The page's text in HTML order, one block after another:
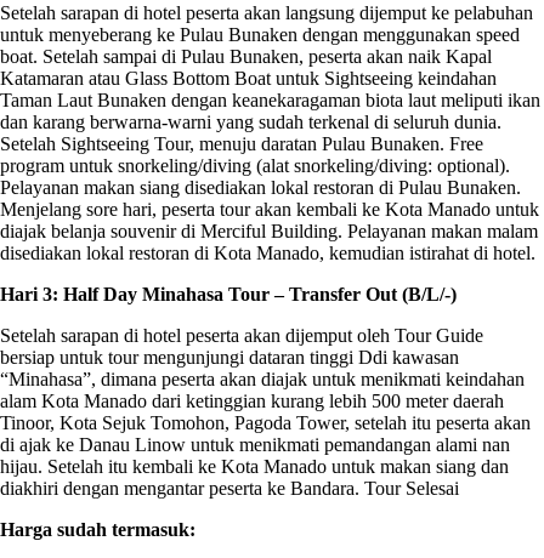
Setelah sarapan di hotel peserta akan langsung dijemput ke pelabuhan
untuk menyeberang ke Pulau Bunaken dengan menggunakan speed
boat. Setelah sampai di Pulau Bunaken, peserta akan naik Kapal
Katamaran atau Glass Bottom Boat untuk Sightseeing keindahan
Taman Laut Bunaken dengan keanekaragaman biota laut meliputi ikan
dan karang berwarna-warni yang sudah terkenal di seluruh dunia.
Setelah Sightseeing Tour, menuju daratan Pulau Bunaken. Free
program untuk snorkeling/diving (alat snorkeling/diving: optional).
Pelayanan makan siang disediakan lokal restoran di Pulau Bunaken.
Menjelang sore hari, peserta tour akan kembali ke Kota Manado untuk
diajak belanja souvenir di Merciful Building. Pelayanan makan malam
disediakan lokal restoran di Kota Manado, kemudian istirahat di hotel.
Hari 3: Half Day Minahasa Tour – Transfer Out (B/L/-)
Setelah sarapan di hotel peserta akan dijemput oleh Tour Guide
bersiap untuk tour mengunjungi dataran tinggi Ddi kawasan
“Minahasa”, dimana peserta akan diajak untuk menikmati keindahan
alam Kota Manado dari ketinggian kurang lebih 500 meter daerah
Tinoor, Kota Sejuk Tomohon, Pagoda Tower, setelah itu peserta akan
di ajak ke Danau Linow untuk menikmati pemandangan alami nan
hijau. Setelah itu kembali ke Kota Manado untuk makan siang dan
diakhiri dengan mengantar peserta ke Bandara. Tour Selesai
Harga sudah termasuk: